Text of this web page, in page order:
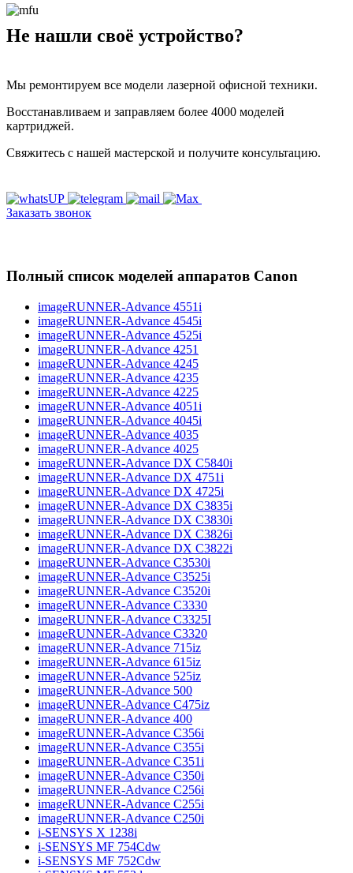
Не нашли своё устройство?
Мы ремонтируем все модели лазерной офисной техники.
Восстанавливаем и заправляем более 4000 моделей
картриджей.
Свяжитесь с нашей мастерской и получите консультацию.
Заказать звонок
Полный список моделей аппаратов Canon
imageRUNNER-Advance 4551i
imageRUNNER-Advance 4545i
imageRUNNER-Advance 4525i
imageRUNNER-Advance 4251
imageRUNNER-Advance 4245
imageRUNNER-Advance 4235
imageRUNNER-Advance 4225
imageRUNNER-Advance 4051i
imageRUNNER-Advance 4045i
imageRUNNER-Advance 4035
imageRUNNER-Advance 4025
imageRUNNER-Advance DX C5840i
imageRUNNER-Advance DX 4751i
imageRUNNER-Advance DX 4725i
imageRUNNER-Advance DX C3835i
imageRUNNER-Advance DX C3830i
imageRUNNER-Advance DX C3826i
imageRUNNER-Advance DX C3822i
imageRUNNER-Advance C3530i
imageRUNNER-Advance C3525i
imageRUNNER-Advance C3520i
imageRUNNER-Advance C3330
imageRUNNER-Advance C3325I
imageRUNNER-Advance C3320
imageRUNNER-Advance 715iz
imageRUNNER-Advance 615iz
imageRUNNER-Advance 525iz
imageRUNNER-Advance 500
imageRUNNER-Advance C475iz
imageRUNNER-Advance 400
imageRUNNER-Advance C356i
imageRUNNER-Advance C355i
imageRUNNER-Advance C351i
imageRUNNER-Advance C350i
imageRUNNER-Advance C256i
imageRUNNER-Advance C255i
imageRUNNER-Advance C250i
i-SENSYS X 1238i
i-SENSYS MF 754Cdw
i-SENSYS MF 752Cdw